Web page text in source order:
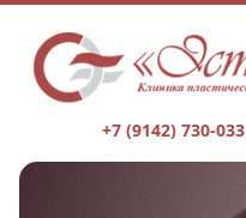
+7 (9142) 730-033